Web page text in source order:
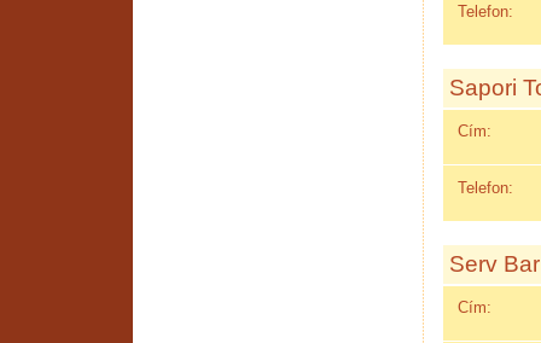
Telefon:
Sapori
Cím:
Telefon:
Serv Bar
Cím: